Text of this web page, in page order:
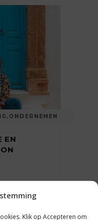
Klik op Accepteren om
, ONDERNEMEN
EN